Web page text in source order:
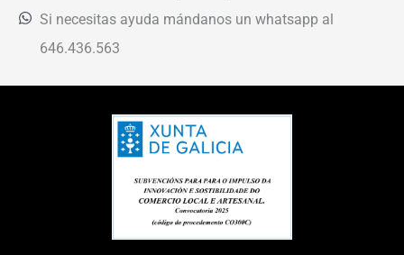
Si necesitas ayuda mándanos un whatsapp al
646.436.563